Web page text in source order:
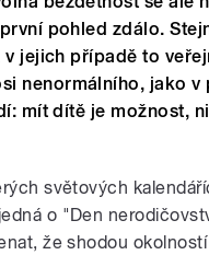
pohled zdálo.
v jejich případě to
nenormálního, jako v
mít dítě je možnost,
světových
o "Den
že shodou